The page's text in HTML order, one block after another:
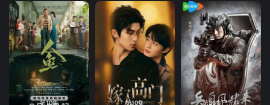
第10集 第10集 第36集已完结